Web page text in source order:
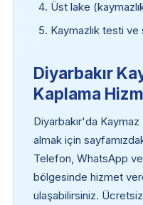
Üst lake
Kaymazlık testi
Diyarbakır
Kaplama
Diyarbakır'da
almak için
Telefon, WhatsApp
bölgesinde hizmet
ulaşabilirsiniz.